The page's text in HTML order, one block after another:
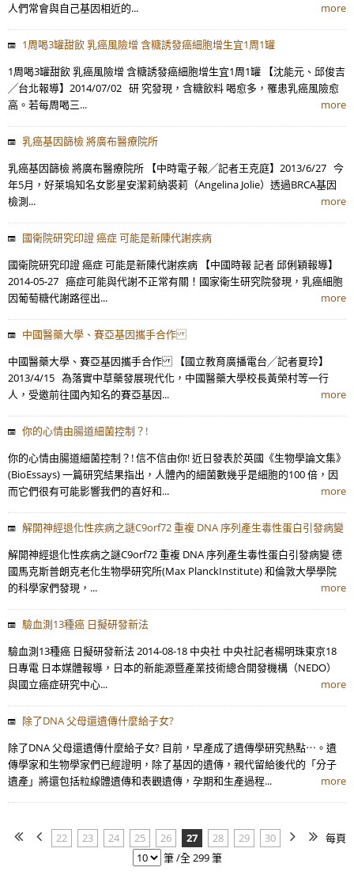
人們常會與自己基因相近的...
more
1周喝3罐甜飲 乳癌風險增 含糖誘發癌細胞增生宜1周1罐
1周喝3罐甜飲 乳癌風險增 含糖誘發癌細胞增生宜1周1罐 【沈能元、邱俊吉
╱台北報導】2014/07/02 研 究發現，含糖飲料 喝愈多，罹患乳癌風險愈
高。若每周喝三...
more
乳癌基因篩檢 將廣布醫療院所
乳癌基因篩檢 將廣布醫療院所 【中時電子報╱記者王克庭】2013/6/27 今
年5月，好萊塢知名女影星安潔莉納裘莉（Angelina Jolie）透過BRCA基因
檢測...
more
國衛院研究印證 癌症 可能是新陳代謝疾病
國衛院研究印證 癌症 可能是新陳代謝疾病 【中國時報 記者 邱俐穎報導】
2014-05-27 癌症可能與代謝不正常有關！國家衛生研究院發現，乳癌細胞
因葡萄糖代謝路徑出...
more
中國醫藥大學、賽亞基因攜手合作
中國醫藥大學、賽亞基因攜手合作 【國立教育廣播電台╱記者夏玲】
2013/4/15 為落實中草藥發展現代化，中國醫藥大學校長黃榮村等一行
人，受邀前往國內知名的賽亞基因...
more
你的心情由腸道細菌控制？!
你的心情由腸道細菌控制？! 信不信由你! 近日發表於英國《生物學論文集》
(BioEssays) 一篇研究結果指出，人體內的細菌數幾乎是細胞的100 倍，因
而它們很有可能影響我們的喜好和...
more
解開神經退化性疾病之謎C9orf72 重複 DNA 序列產生毒性蛋白引發病變
解開神經退化性疾病之謎C9orf72 重複 DNA 序列產生毒性蛋白引發病變 德
國馬克斯普朗克老化生物學研究所(Max PlanckInstitute) 和倫敦大學學院
的科學家們發現，...
more
驗血測13種癌 日擬研發新法
驗血測13種癌 日擬研發新法 2014-08-18 中央社 中央社記者楊明珠東京18
日專電 日本媒體報導，日本的新能源暨產業技術總合開發機構（NEDO）
與國立癌症研究中心...
more
除了DNA 父母還遺傳什麼給子女?
除了DNA 父母還遺傳什麼給子女? 目前，早產成了遺傳學研究熱點⋯。遺
傳學家和生物學家們已經證明，除了基因的遺傳，親代留給後代的「分子
遺產」將還包括粒線體遺傳和表觀遺傳，孕期和生產過程...
more
22 23 24 25 26 27 28 29 30
每頁
筆 /全 299 筆